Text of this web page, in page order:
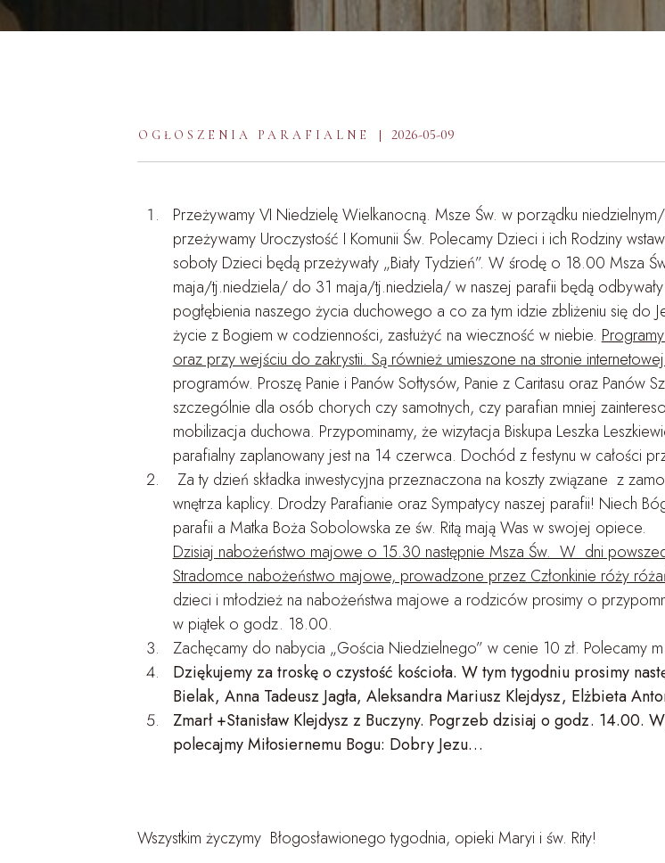
Zapowiedzi Przedślubne
OGŁOSZENIA PARAFIALNE 2026-05-09
Przeżywamy VI Niedzielę Wielkanocną. Msze Św. w porządku
przeżywamy Uroczystość I Komunii Św. Polecamy Dzieci i ich Rodziny
soboty Dzieci będą przeżywały „Biały Tydzień”. W środę o 18.00 Msza
maja/tj.niedziela/ do 31 maja/tj.niedziela/ w naszej parafii będą
pogłębienia naszego życia duchowego a co za tym idzie zbliżeniu się do
życie z Bogiem w codzienności, zasłużyć na wieczność w niebie.
oraz przy wejściu do zakrystii. Są również umieszone na stronie
programów. Proszę Panie i Panów Sołtysów, Panie z Caritasu oraz
szczególnie dla osób chorych czy samotnych, czy parafian mniej
mobilizacja duchowa. Przypominamy, że wizytacja Biskupa Leszka
parafialny zaplanowany jest na 14 czerwca. Dochód z festynu w całości
Za ty dzień składka inwestycyjna przeznaczona na koszty związane z
wnętrza kaplicy. Drodzy Parafianie oraz Sympatycy naszej parafii! Niech
parafii a Matka Boża Sobolowska ze św. Ritą mają Was w swojej opiece.
Dzisiaj nabożeństwo majowe o 15.30 następnie Msza Św. W dni
Stradomce nabożeństwo majowe, prowadzone przez Członkinie róży
dzieci i młodzież na nabożeństwa majowe a rodziców prosimy o
w piątek o godz. 18.00.
Zachęcamy do nabycia „Gościa Niedzielnego” w cenie 10 zł. Polecamy
Dziękujemy za troskę o czystość kościoła. W tym tygodniu prosimy
Bielak, Anna Tadeusz Jagła, Aleksandra Mariusz Klejdysz, Elżbieta
Zmarł +Stanisław Klejdysz z Buczyny. Pogrzeb dzisiaj o godz. 14.00.
polecajmy Miłosiernemu Bogu: Dobry Jezu…
Wszystkim życzymy Błogosławionego tygodnia, opieki Maryi i św. Rity!